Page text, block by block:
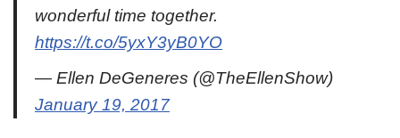
wonderful time together.
https://t.co/5yxY3yB0YO
— Ellen DeGeneres (@TheEllenShow)
January 19, 2017